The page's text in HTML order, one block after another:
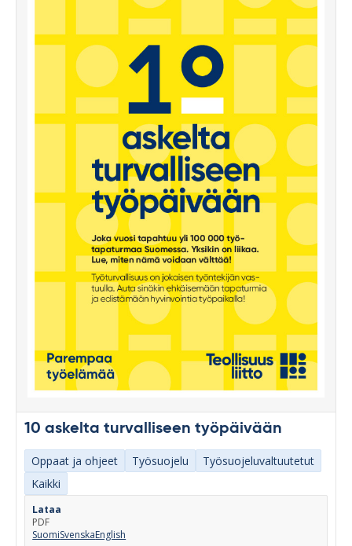
10 askelta turvalliseen työpäivään
Oppaat ja ohjeet Työsuojelu
Työsuojeluvaltuutetut
Kaikki
Lataa
PDF
SuomiSvenskaEnglish